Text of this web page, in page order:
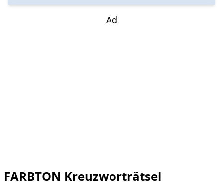
Ad
FARBTON Kreuzworträtsel